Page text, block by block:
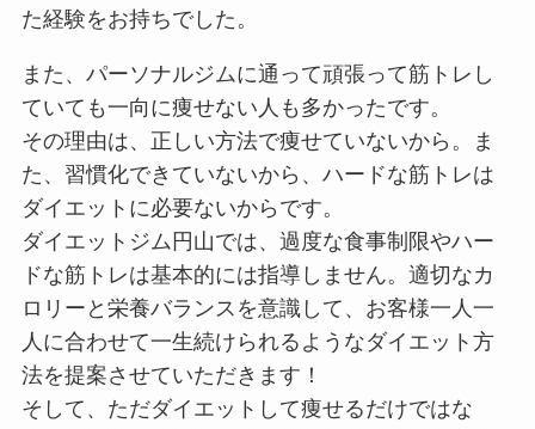
た経験をお持ちでした。
また、パーソナルジムに通って頑張って筋トレし
ていても一向に痩せない人も多かったです。
その理由は、正しい方法で痩せていないから。ま
た、習慣化できていないから、ハードな筋トレは
ダイエットに必要ないからです。
ダイエットジム円山では、過度な食事制限やハー
ドな筋トレは基本的には指導しません。適切なカ
ロリーと栄養バランスを意識して、お客様一人一
人に合わせて一生続けられるようなダイエット方
法を提案させていただきます！
そして、ただダイエットして痩せるだけではな